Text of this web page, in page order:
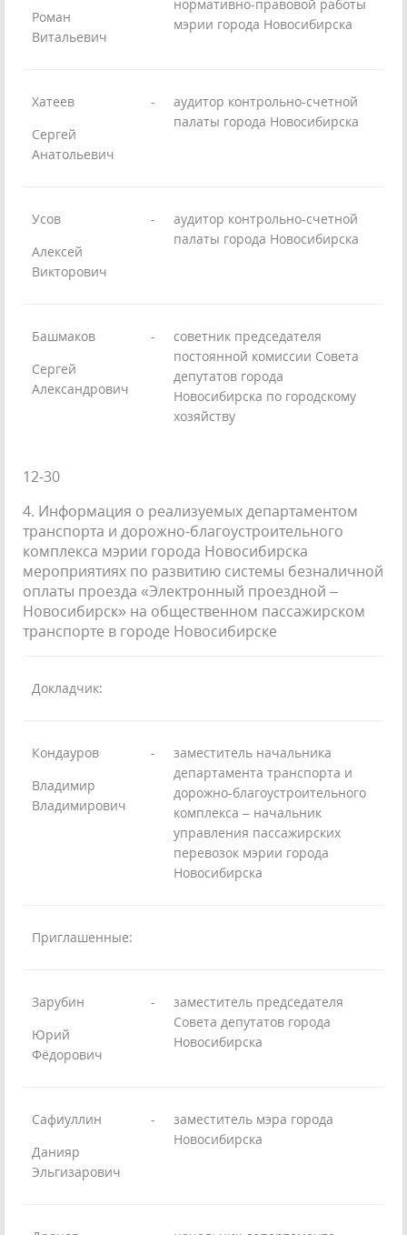
Роман
Витальевич
нормативно-правовой работы
мэрии города Новосибирска
Хатеев
Сергей
Анатольевич
-
аудитор контрольно-счетной
палаты города Новосибирска
Усов
Алексей
Викторович
-
аудитор контрольно-счетной
палаты города Новосибирска
Башмаков
Сергей
Александрович
-
советник председателя
постоянной комиссии Совета
депутатов города
Новосибирска по городскому
хозяйству
12-30
4. Информация о реализуемых департаментом
транспорта и дорожно-благоустроительного
комплекса мэрии города Новосибирска
мероприятиях по развитию системы безналичной
оплаты проезда «Электронный проездной –
Новосибирск» на общественном пассажирском
транспорте в городе Новосибирске
Докладчик:
Кондауров
Владимир
Владимирович
-
заместитель начальника
департамента транспорта и
дорожно-благоустроительного
комплекса – начальник
управления пассажирских
перевозок мэрии города
Новосибирска
Приглашенные:
Зарубин
Юрий
Фёдорович
-
заместитель председателя
Совета депутатов города
Новосибирска
Сафиуллин
Данияр
Эльгизарович
-
заместитель мэра города
Новосибирска